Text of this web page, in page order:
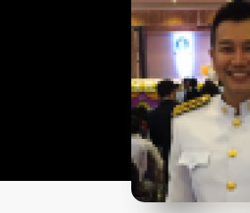
Groups